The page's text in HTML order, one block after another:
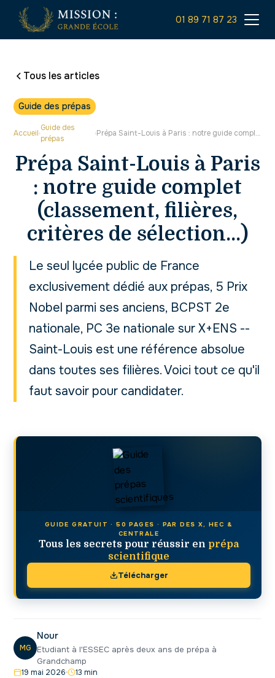
01 89 71 87 23
Tous les articles
Guide des prépas
Accueil›
Guide des
prépas
› Prépa Saint-Louis à Paris : notre guide complet (classement, filières, critères de sélection...)
Prépa Saint-Louis à Paris
: notre guide complet
(classement, filières,
critères de sélection...)
Le seul lycée public de France
exclusivement dédié aux prépas, 5 Prix
Nobel parmi ses anciens, BCPST 2e
nationale, PC 3e nationale sur X+ENS --
Saint-Louis est une référence absolue
dans toutes ses filières. Voici tout ce qu'il
faut savoir pour candidater.
GUIDE GRATUIT · 50 PAGES · PAR DES X, HEC &
CENTRALE
Tous les secrets pour réussir en prépa
scientifique
Télécharger
MG
Nour
Etudiant à l'ESSEC après deux ans de prépa à
Grandchamp
19 mai 2026 13 min